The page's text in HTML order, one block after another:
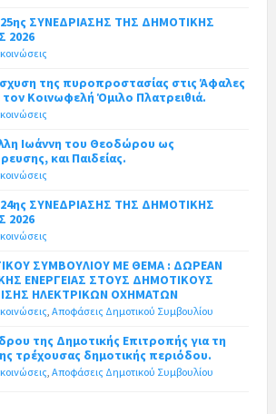
ΣΥΝΕΔΡΙΑΣΗΣ ΤΗΣ ΔΗΜΟΤΙΚΗΣ
2026
της πυροπροστασίας στις Άφαλες
Κοινωφελή Όμιλο Πλατρειθιά.
Ιωάννη του Θεοδώρου ως
και Παιδείας.
ΣΥΝΕΔΡΙΑΣΗΣ ΤΗΣ ΔΗΜΟΤΙΚΗΣ
2026
ΣΥΜΒΟΥΛΙΟΥ ΜΕ ΘΕΜΑ : ΔΩΡΕΑΝ
ΕΝΕΡΓΕΙΑΣ ΣΤΟΥΣ ΔΗΜΟΤΙΚΟΥΣ
ΗΛΕΚΤΡΙΚΩΝ ΟΧΗΜΑΤΩΝ
Αποφάσεις Δημοτικού Συμβουλίου
της Δημοτικής Επιτροπής για τη
τρέχουσας δημοτικής περιόδου.
Αποφάσεις Δημοτικού Συμβουλίου